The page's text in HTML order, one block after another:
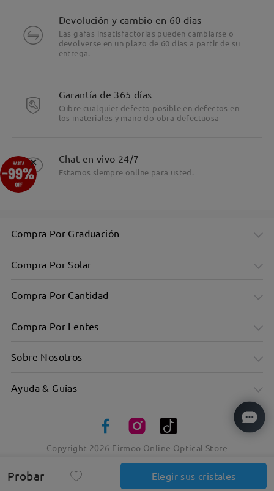
Probar Elegir sus cristales
Devolución y cambio en 60 días
Las gafas insatisfactorias pueden cambiarse o
devolverse en un plazo de 60 días a partir de su
entrega.
Garantía de 365 días
Cubre cualquier defecto posible en defectos en
los materiales y mano do obra defectuosa
Chat en vivo 24/7
Estamos siempre online para usted.
Compra Por Graduación
Compra Por Solar
Compra Por Cantidad
Compra Por Lentes
Sobre Nosotros
Ayuda & Guías
Copyright 2026 Firmoo Online Optical Store
×